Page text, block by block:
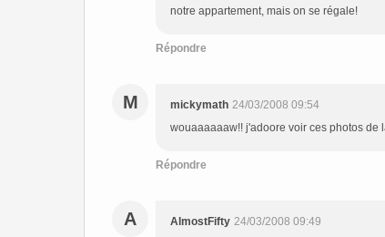
notre appartement, mais on se régale!
Répondre
M mickymath 24/03/2008 09:54
wouaaaaaaw!! j'adoore voir ces photos de
Répondre
A AlmostFifty 24/03/2008 09:49